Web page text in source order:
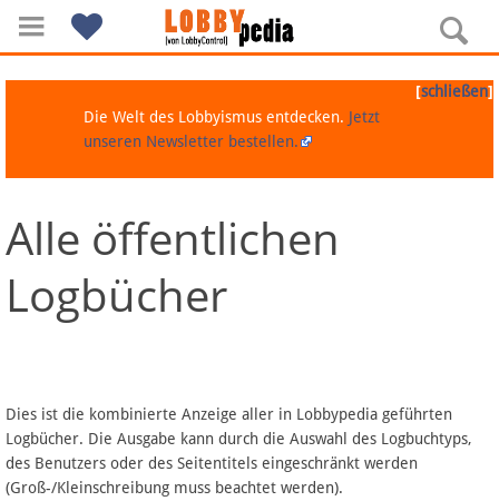
Navigation
Über Lobbypedia
Artikel nach Kategorien
FAQ
[schließen]
Die Welt des Lobbyismus entdecken. Jetzt
unseren Newsletter bestellen.
Alle öffentlichen
Logbücher
Dies ist die kombinierte Anzeige aller in Lobbypedia geführten
Logbücher. Die Ausgabe kann durch die Auswahl des Logbuchtyps,
des Benutzers oder des Seitentitels eingeschränkt werden
(Groß-/Kleinschreibung muss beachtet werden).